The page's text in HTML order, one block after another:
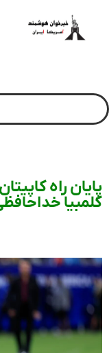
پایان راه
کلمبیا